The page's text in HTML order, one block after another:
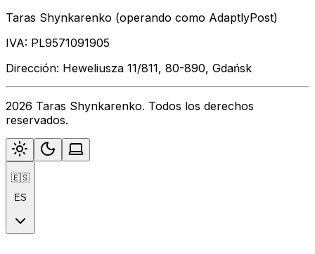
Taras Shynkarenko (operando como AdaptlyPost)
IVA: PL9571091905
Dirección: Heweliusza 11/811, 80-890, Gdańsk
2026 Taras Shynkarenko. Todos los derechos
reservados.
🇪🇸
ES